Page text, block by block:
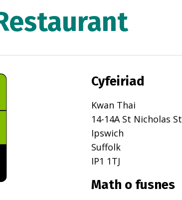
Cyfeiriad
Kwan Thai
14-14A St Nicholas
Ipswich
Suffolk
IP1 1TJ
Math o fusnes